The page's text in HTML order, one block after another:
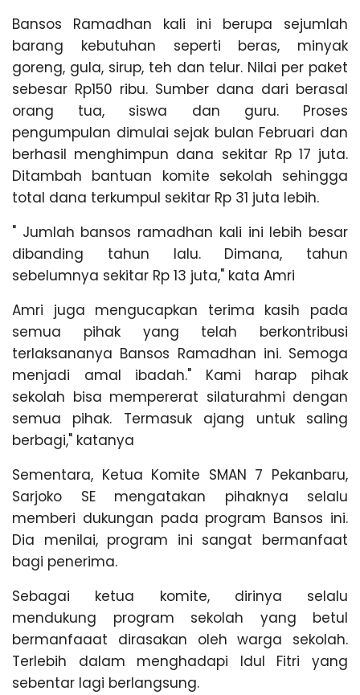
Bansos Ramadhan kali ini berupa sejumlah
barang kebutuhan seperti beras, minyak
goreng, gula, sirup, teh dan telur. Nilai per paket
sebesar Rp150 ribu. Sumber dana dari berasal
orang tua, siswa dan guru. Proses
pengumpulan dimulai sejak bulan Februari dan
berhasil menghimpun dana sekitar Rp 17 juta.
Ditambah bantuan komite sekolah sehingga
total dana terkumpul sekitar Rp 31 juta lebih.
" Jumlah bansos ramadhan kali ini lebih besar
dibanding tahun lalu. Dimana, tahun
sebelumnya sekitar Rp 13 juta," kata Amri
Amri juga mengucapkan terima kasih pada
semua pihak yang telah berkontribusi
terlaksananya Bansos Ramadhan ini. Semoga
menjadi amal ibadah." Kami harap pihak
sekolah bisa mempererat silaturahmi dengan
semua pihak. Termasuk ajang untuk saling
berbagi," katanya
Sementara, Ketua Komite SMAN 7 Pekanbaru,
Sarjoko SE mengatakan pihaknya selalu
memberi dukungan pada program Bansos ini.
Dia menilai, program ini sangat bermanfaat
bagi penerima.
Sebagai ketua komite, dirinya selalu
mendukung program sekolah yang betul
bermanfaaat dirasakan oleh warga sekolah.
Terlebih dalam menghadapi Idul Fitri yang
sebentar lagi berlangsung.